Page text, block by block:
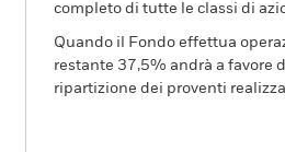
completo di tutte le classi di
Quando il Fondo effettua
restante 37,5% andrà a favore
ripartizione dei proventi